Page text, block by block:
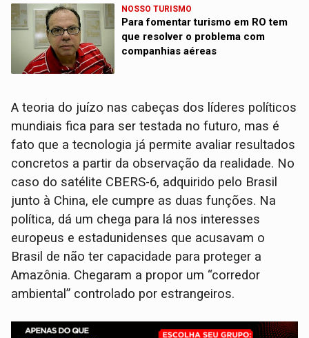
NOSSO TURISMO
Para fomentar turismo em RO tem
que resolver o problema com
companhias aéreas
A teoria do juízo nas cabeças dos líderes políticos
mundiais fica para ser testada no futuro, mas é
fato que a tecnologia já permite avaliar resultados
concretos a partir da observação da realidade. No
caso do satélite CBERS-6, adquirido pelo Brasil
junto à China, ele cumpre as duas funções. Na
política, dá um chega para lá nos interesses
europeus e estadunidenses que acusavam o
Brasil de não ter capacidade para proteger a
Amazônia. Chegaram a propor um “corredor
ambiental” controlado por estrangeiros.